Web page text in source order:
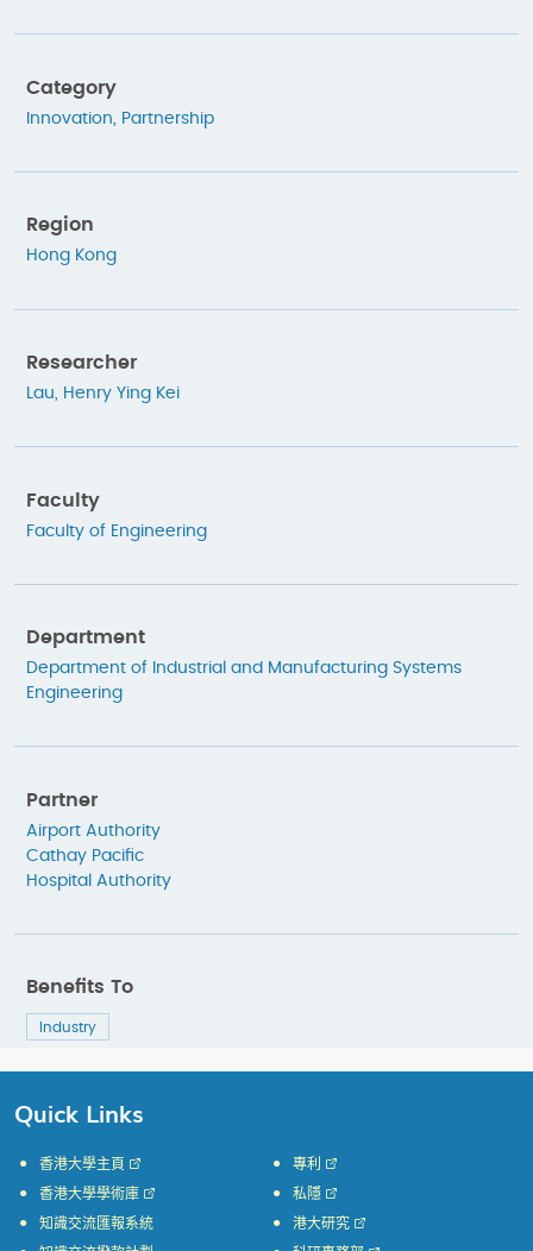
Category
Innovation Partnership
Region
Hong Kong
Researcher
Lau, Henry Ying Kei
Faculty
Faculty of Engineering
Department
Department of Industrial and Manufacturing Systems
Engineering
Partner
Airport Authority
Cathay Pacific
Hospital Authority
Benefits To
Industry
Quick Links
香港大學主頁
香港大學學術庫
知識交流匯報系統
專利
私隱
港大研究